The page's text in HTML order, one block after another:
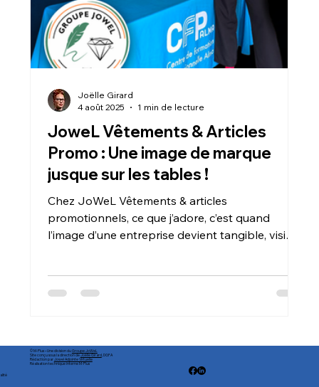
JoweL Vêtements & Articles
Promo : Une image de marque
jusque sur les tables !
Chez JoWeL Vêtements & articles
promotionnels, ce que j’adore, c’est quand
l’image d’une entreprise devient tangible, visible,
Joëlle Girard
4 août 2025
1 min de lecture
© M-Plus – Une division duGroupe JoWeL
Site conçu sous la direction deJoëlle Girard, DGFA
Rédaction parJowel Adjointe Virtuelle
Réalisation technique interne M-Plus